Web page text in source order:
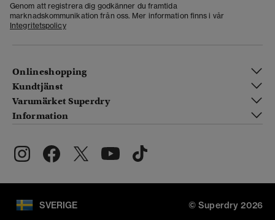
Genom att registrera dig godkänner du framtida
marknadskommunikation från oss. Mer information finns i vår
Integritetspolicy
Onlineshopping
Kundtjänst
Varumärket Superdry
Information
SVERIGE © Superdry 2026